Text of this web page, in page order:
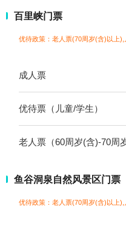
百里峡门票
优待政策：老人票(70周岁(含)以上
成人票
优待票（儿童/学生）
老人票（60周岁(含)-70周
鱼谷洞泉自然风景区门票
优待政策：老人票(70周岁(含)以上